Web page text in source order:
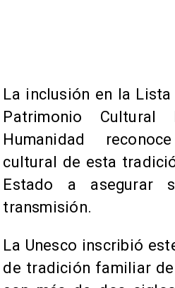
La inclusión en la
Patrimonio
Humanidad
cultural de esta
Estado a asegurar
transmisión.
La Unesco inscribió
de tradición familiar